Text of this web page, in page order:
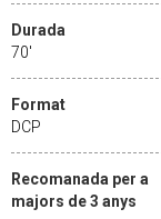
Durada
70'
Format
DCP
Recomanada per a
majors de 3 anys